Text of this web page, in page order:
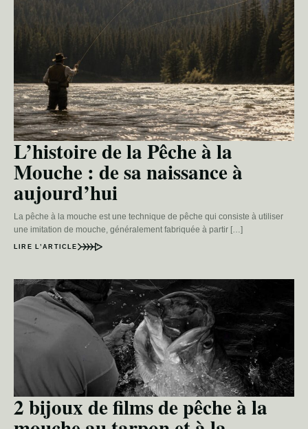
L’histoire de la Pêche à la
Mouche : de sa naissance à
aujourd’hui
La pêche à la mouche est une technique de pêche qui consiste à utiliser
une imitation de mouche, généralement fabriquée à partir […]
LIRE L’ARTICLE
2 bijoux de films de pêche à la